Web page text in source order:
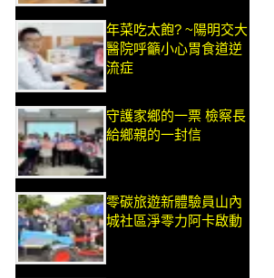
年菜吃太飽? ~陽明交大
醫院呼籲小心胃食道逆
流症
守護家鄉的一票 檢察長
給鄉親的一封信
零碳旅遊新體驗員山內
城社區淨零力阿卡啟動